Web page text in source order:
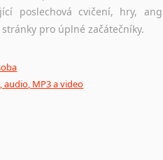
poslechová cvičení, hry,
pro úplné začátečníky.
audio, MP3 a video